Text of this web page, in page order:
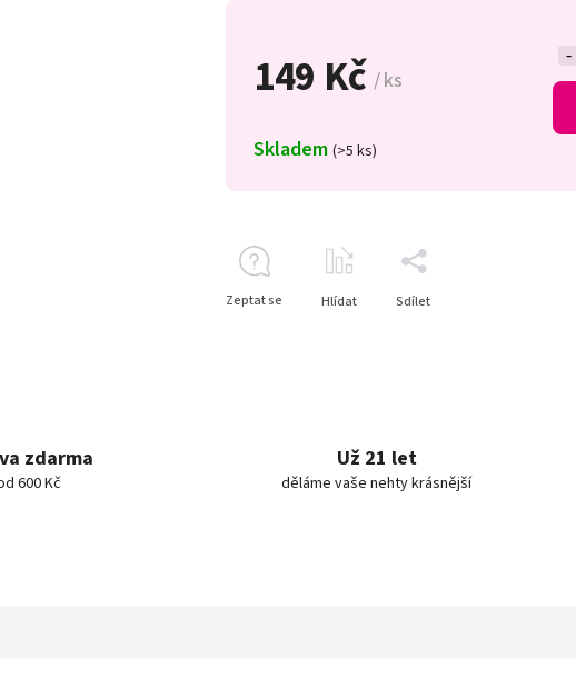
149 Kč / ks
Skladem (>5 ks)
Zeptat se Hlídat Sdílet
zdarma
600 Kč
Už 21 let
děláme vaše nehty krásnější